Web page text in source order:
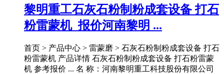
黎明重工石灰石粉制粉成套设备 打石
粉雷蒙机_报价河南黎明 ...
首页 > 产品中心 > 雷蒙磨 > 石灰石粉制粉成套设备 打石
粉雷蒙机 产品详情 石灰石粉制粉成套设备 打石粉雷蒙
机 参考报价 ... 名 称：河南黎明重工科技股份有限公司